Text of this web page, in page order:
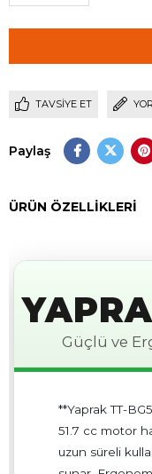
TAVSIYE ET
Paylaş
ÜRÜN ÖZELLIKLERI
Güçlü ve
**Yaprak TT-
51.7 cc motor
uzun süreli